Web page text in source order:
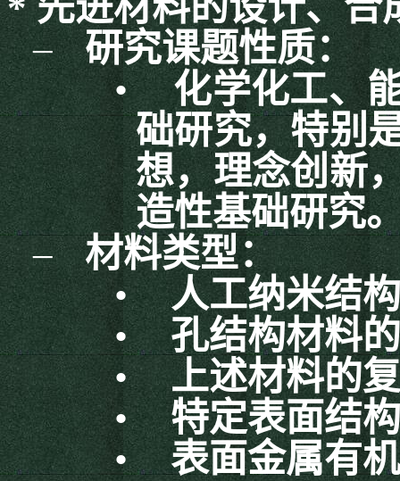
–
研究课题性质：
•
化学化工、
础研究，特别
想，理念创新
造性基础研究
–
材料类型：
•
人工纳米结
•
孔结构材料
•
上述材料的
•
特定表面结
•
表面金属有